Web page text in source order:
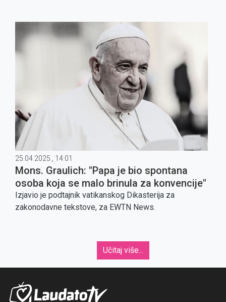
25.04.2025., 14:01
Mons. Graulich: "Papa je bio spontana
osoba koja se malo brinula za konvencije"
Izjavio je podtajnik vatikanskog Dikasterija za
zakonodavne tekstove, za EWTN News.
Učitaj više...